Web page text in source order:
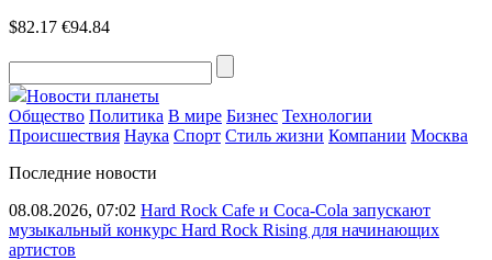
$82.17 €94.84
Новости планеты
Общество Политика В мире Бизнес Технологии
Происшествия Наука Спорт Стиль жизни Компании Москва
Последние новости
08.08.2026, 07:02 Hard Rock Cafe и Coca-Cola запускают
музыкальный конкурс Hard Rock Rising для начинающих
артистов